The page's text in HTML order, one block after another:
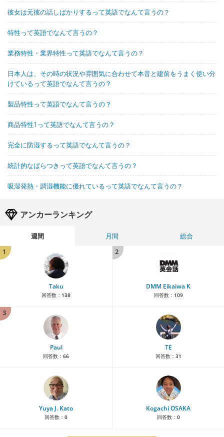
彼女は元彼の話しばかりするって英語でなんて言うの？
特性って英語でなんて言うの？
業務特性・業界特性って英語でなんて言うの？
日本人は、その時の状況や雰囲気に合わせて本音と建前をうまく使い分
けているって英語でなんて言うの？
製品特性って英語でなんて言うの？
商品特性1って英語でなんて言うの？
完全に防湿するって英語でなんて言うの？
統計的なばらつきって英語でなんて言うの？
吸湿発熱・調湿機能に優れているって英語でなんて言うの？
アンカーランキング
週間 月間
総合
1
Taku
回答数： 138
2
DMM Eikaiwa K
回答数： 109
3
Paul
回答数： 66
TE
回答数： 31
Yuya J. Kato
回答数： 0
Kogachi OSAKA
回答数： 0